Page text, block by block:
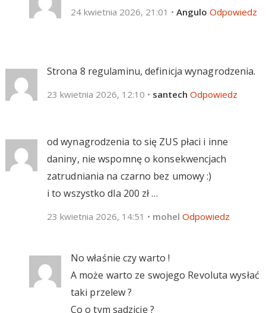
24 kwietnia 2026, 21:01 • Angulo Odpowiedz
Strona 8 regulaminu, definicja wynagrodzenia.
23 kwietnia 2026, 12:10 • santech Odpowiedz
od wynagrodzenia to się ZUS płaci i inne
daniny, nie wspomnę o konsekwencjach
zatrudniania na czarno bez umowy :)
i to wszystko dla 200 zł …
23 kwietnia 2026, 14:51 • mohel Odpowiedz
No właśnie czy warto !
A może warto ze swojego Revoluta wysłać
taki przelew ?
Co o tym sądzicie ?